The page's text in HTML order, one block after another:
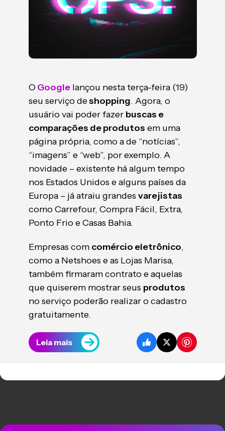
O Googlelançou nesta terça-feira (19)
seu serviço deshopping. Agora, o
usuário vai poder fazer buscas e
comparações de produtos em uma
página própria, como a de “notícias”,
“imagens” e “web”, por exemplo. A
novidade – existente há algum tempo
nos Estados Unidos e alguns países da
Europa – já atraiu grandes varejistas
como Carrefour, Compra Fácil, Extra,
Ponto Frio e Casas Bahia.
Empresas com comércio eletrônico,
como a Netshoes e as Lojas Marisa,
também firmaram contrato e aquelas
que quiserem mostrar seus produtos
no serviço poderão realizar o cadastro
gratuitamente.
Leia mais